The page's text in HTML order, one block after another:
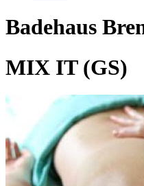
Badehaus
MIX IT (GS)